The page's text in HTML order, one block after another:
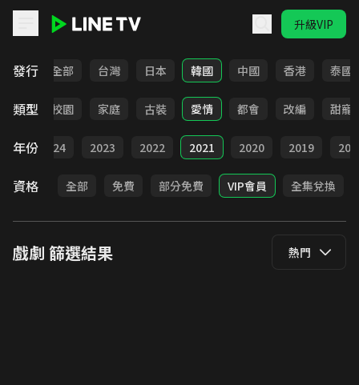
升級VIP
發行 全部 台灣 日本 韓國 中國 香港 泰國
類型
職場 校園 家庭 古裝 愛情 都會 改編 甜寵
年份 2024 2023 2022 2021 2020 2019
資格 全部 免費 部分免費 VIP會員 全集兌換
戲劇 篩選結果 熱門